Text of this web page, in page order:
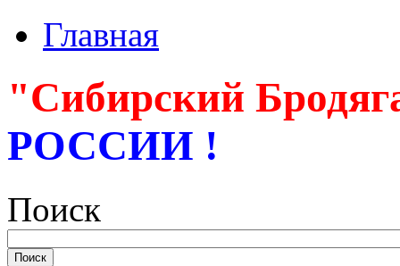
Главная
"Сибирский
РОССИИ !
Поиск